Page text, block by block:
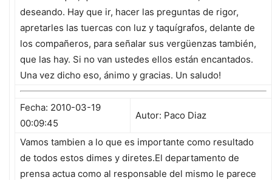
deseando. Hay que ir, hacer las preguntas de rigor,
apretarles las tuercas con luz y taquígrafos, delante de
los compañeros, para señalar sus vergüenzas también,
que las hay. Si no van ustedes ellos están encantados.
Una vez dicho eso, ánimo y gracias. Un saludo!
Fecha: 2010-03-19
00:09:45
Autor: Paco Diaz
Vamos tambien a lo que es importante como resultado
de todos estos dimes y diretes.El departamento de
prensa actua como al responsable del mismo le parece